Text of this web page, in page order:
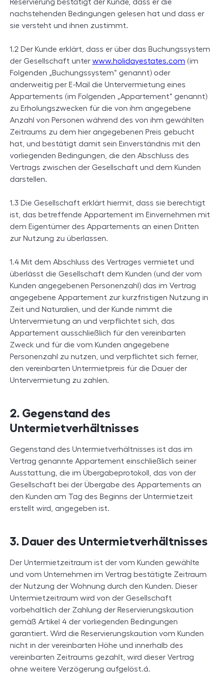
Reservierung bestätigt der Kunde, dass er die
nachstehenden Bedingungen gelesen hat und dass er
sie versteht und ihnen zustimmt.
1.2 Der Kunde erklärt, dass er über das Buchungssystem
der Gesellschaft unter www.holidayestates.com (im
Folgenden „Buchungssystem“ genannt) oder
anderweitig per E-Mail die Untervermietung eines
Appartements (im Folgenden „Appartement“ genannt)
zu Erholungszwecken für die von ihm angegebene
Anzahl von Personen während des von ihm gewählten
Zeitraums zu dem hier angegebenen Preis gebucht
hat, und bestätigt damit sein Einverständnis mit den
vorliegenden Bedingungen, die den Abschluss des
Vertrags zwischen der Gesellschaft und dem Kunden
darstellen.
1.3 Die Gesellschaft erklärt hiermit, dass sie berechtigt
ist, das betreffende Appartement im Einvernehmen mit
dem Eigentümer des Appartements an einen Dritten
zur Nutzung zu überlassen.
1.4 Mit dem Abschluss des Vertrages vermietet und
überlässt die Gesellschaft dem Kunden (und der vom
Kunden angegebenen Personenzahl) das im Vertrag
angegebene Appartement zur kurzfristigen Nutzung in
Zeit und Naturalien, und der Kunde nimmt die
Untervermietung an und verpflichtet sich, das
Appartement ausschließlich für den vereinbarten
Zweck und für die vom Kunden angegebene
Personenzahl zu nutzen, und verpflichtet sich ferner,
den vereinbarten Untermietpreis für die Dauer der
Untervermietung zu zahlen.
2. Gegenstand des
Untermietverhältnisses
Gegenstand des Untermietverhältnisses ist das im
Vertrag genannte Appartement einschließlich seiner
Ausstattung, die im Übergabeprotokoll, das von der
Gesellschaft bei der Übergabe des Appartements an
den Kunden am Tag des Beginns der Untermietzeit
erstellt wird, angegeben ist.
3. Dauer des Untermietverhältnisses
Der Untermietzeitraum ist der vom Kunden gewählte
und vom Unternehmen im Vertrag bestätigte Zeitraum
der Nutzung der Wohnung durch den Kunden. Dieser
Untermietzeitraum wird von der Gesellschaft
vorbehaltlich der Zahlung der Reservierungskaution
gemäß Artikel 4 der vorliegenden Bedingungen
garantiert. Wird die Reservierungskaution vom Kunden
nicht in der vereinbarten Höhe und innerhalb des
vereinbarten Zeitraums gezahlt, wird dieser Vertrag
ohne weitere Verzögerung aufgelöst.á.